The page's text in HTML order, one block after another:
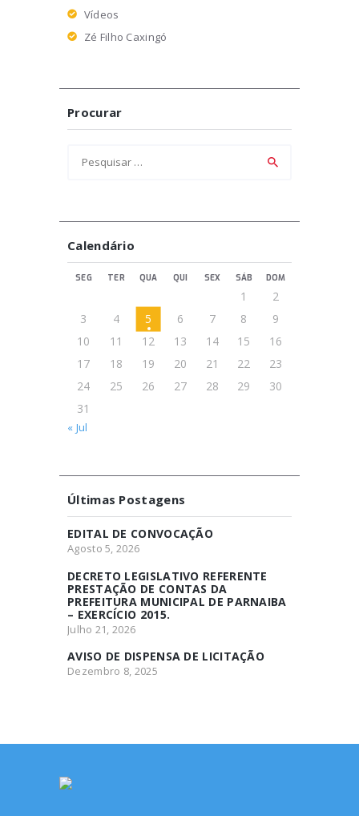
Vídeos
Zé Filho Caxingó
Procurar
por:
Calendário
SEG TER QUA QUI SEX SÁB DOM
1
2
3
4 5 6 7 8
9
10
11 12 13 14 15
16
17
18 19 20 21 22
23
24
25 26 27 28 29
30
31
« Jul
Últimas Postagens
EDITAL DE CONVOCAÇÃO
Agosto 5, 2026
DECRETO LEGISLATIVO REFERENTE
PRESTAÇÃO DE CONTAS DA
PREFEITURA MUNICIPAL DE PARNAIBA
– EXERCÍCIO 2015.
Julho 21, 2026
AVISO DE DISPENSA DE LICITAÇÃO
Dezembro 8, 2025